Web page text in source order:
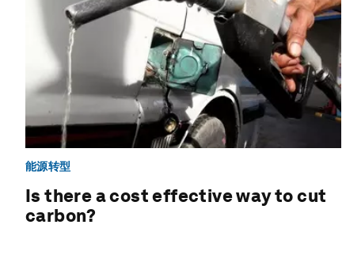
能源转型
Is there a cost effective way to cut
carbon?